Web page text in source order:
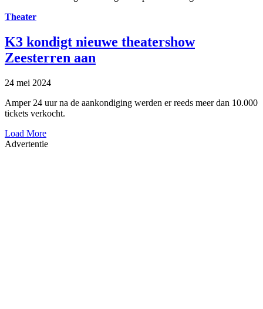
Theater
K3 kondigt nieuwe theatershow
Zeesterren aan
24 mei 2024
Amper 24 uur na de aankondiging werden er reeds meer dan 10.000
tickets verkocht.
Load More
Advertentie